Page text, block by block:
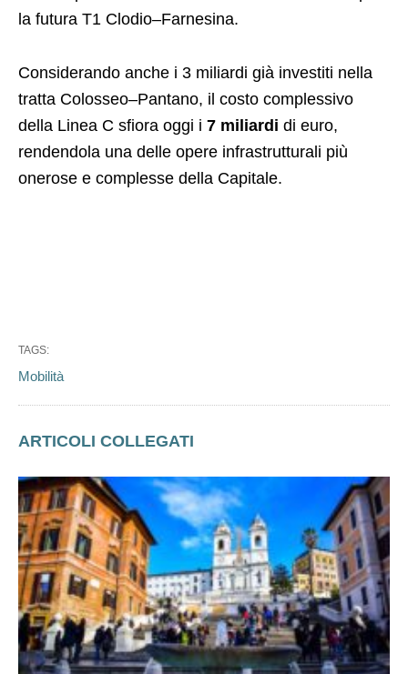
la futura T1 Clodio–Farnesina.
Considerando anche i 3 miliardi già investiti nella
tratta Colosseo–Pantano, il costo complessivo
della Linea C sfiora oggi i 7 miliardi di euro,
rendendola una delle opere infrastrutturali più
onerose e complesse della Capitale.
TAGS:
Mobilità
ARTICOLI COLLEGATI